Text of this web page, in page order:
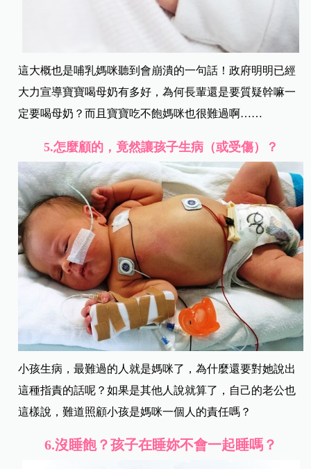
這大概也是哺乳媽咪聽到會崩潰的一句話！政府明明已經
大力宣導寶寶喝母奶有多好，為何長輩還是要質疑幹嘛一
定要喝母奶？而且寶寶吃不飽媽咪也很難過啊……
5.怎麼顧的，竟然讓孩子生病（或受傷）？
小孩生病，最難過的人就是媽咪了，為什麼還要對她說出
這種指責的話呢？如果是其他人說就算了，自己的老公也
這樣說，難道照顧小孩是媽咪一個人的責任嗎？
6.沒睡飽？孩子在睡妳不會一起睡嗎？